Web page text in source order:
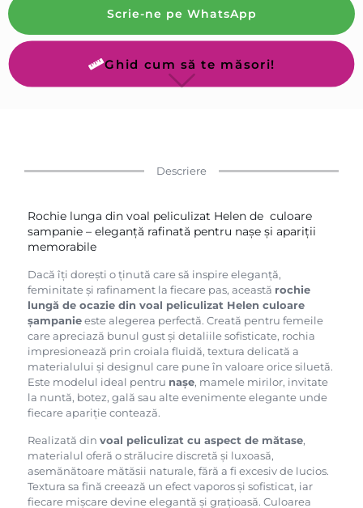
Scrie-ne pe WhatsApp
Ghid cum să te măsori!
Descriere
Rochie lunga din voal peliculizat Helen de culoare
sampanie – eleganță rafinată pentru nașe și apariții
memorabile
Dacă îți dorești o ținută care să inspire eleganță,
feminitate și rafinament la fiecare pas, această rochie
lungă de ocazie din voal peliculizat Helen culoare
șampanieeste alegerea perfectă. Creată pentru femeile
care apreciază bunul gust și detaliile sofisticate, rochia
impresionează prin croiala fluidă, textura delicată a
materialului și designul care pune în valoare orice siluetă.
Este modelul ideal pentru nașe, mamele mirilor, invitate
la nuntă, botez, gală sau alte evenimente elegante unde
fiecare apariție contează.
Realizată din voal peliculizat cu aspect de mătase,
materialul oferă o strălucire discretă și luxoasă,
asemănătoare mătăsii naturale, fără a fi excesiv de lucios.
Textura sa fină creează un efect vaporos și sofisticat, iar
fiecare mișcare devine elegantă și grațioasă. Culoarea